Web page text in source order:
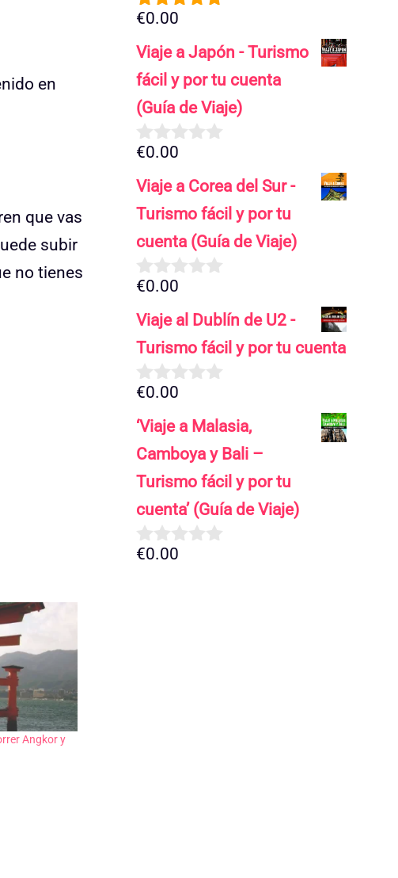
en
que vas
subir
no tienes
Angkor y
5.00de 5
€0.00
Viaje a Japón - Turismo
fácil y por tu cuenta
(Guía de Viaje)
0
e
5
€0.00
Viaje a Corea del Sur -
Turismo fácil y por tu
cuenta (Guía de Viaje)
0
e
5
€0.00
Viaje al Dublín de U2 -
Turismo fácil y por tu cuenta
0
e
5
€0.00
‘Viaje a Malasia,
Camboya y Bali –
Turismo fácil y por tu
cuenta’ (Guía de Viaje)
0
€0.00